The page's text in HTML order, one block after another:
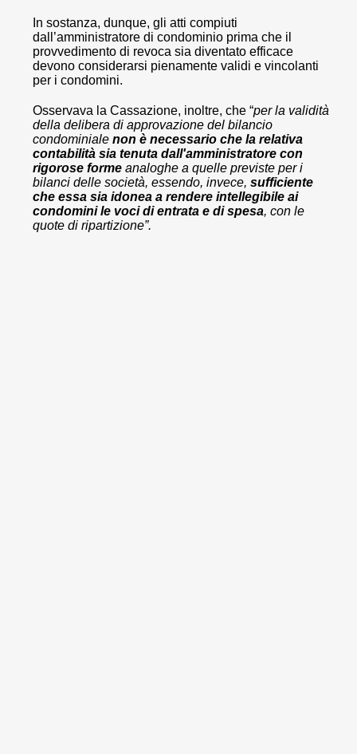
In sostanza, dunque, gli atti compiuti
dall’amministratore di condominio prima che il
provvedimento di revoca sia diventato efficace
devono considerarsi pienamente validi e vincolanti
per i condomini.
Osservava la Cassazione, inoltre, che “per la validità
della delibera di approvazione del bilancio
condominiale non è necessario che la relativa
contabilità sia tenuta dall'amministratore con
rigorose forme analoghe a quelle previste per i
bilanci delle società, essendo, invece, sufficiente
che essa sia idonea a rendere intellegibile ai
condomini le voci di entrata e di spesa, con le
quote di ripartizione”.